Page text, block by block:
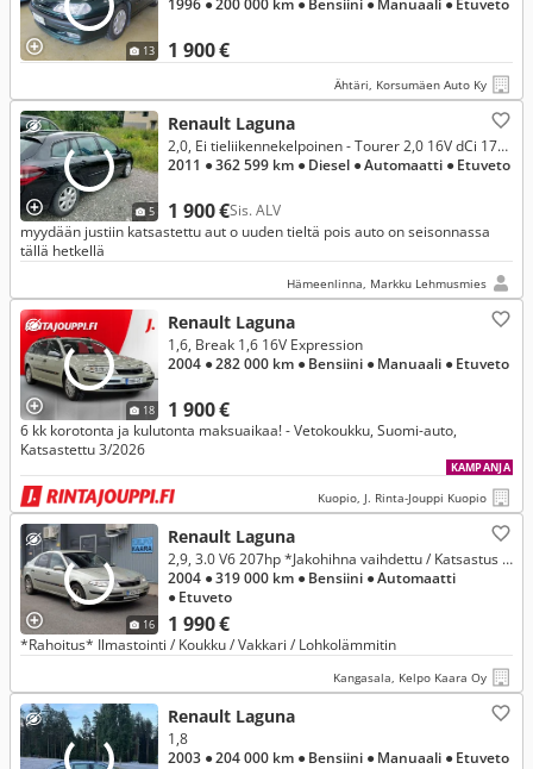
13 1 900 €
1996 ● 200 000 km ● Bensiini ● Manuaali ● Etuveto
Ähtäri, Korsumäen Auto Ky
5
Renault Laguna
1 900 €Sis. ALV
2,0, Ei tieliikennekelpoinen - Tourer 2,0 16V dCi 175hv 6AT Dynamique Business
2011 ● 362 599 km ● Diesel ● Automaatti ● Etuveto
myydään justiin katsastettu aut o uuden tieltä pois auto on seisonnassa
tällä hetkellä
Hämeenlinna, Markku Lehmusmies
18
Renault Laguna
1 900 €
1,6, Break 1,6 16V Expression
2004 ● 282 000 km ● Bensiini ● Manuaali ● Etuveto
6 kk korotonta ja kulutonta maksuaikaa! - Vetokoukku, Suomi-auto,
Katsastettu 3/2026
KAMPANJA
Kuopio, J. Rinta-Jouppi Kuopio
16
Renault Laguna
1 990 €
2,9, 3.0 V6 207hp *Jakohihna vaihdettu / Katsastus 3/2027*
2004 ● 319 000 km ● Bensiini ● Automaatti
● Etuveto
*Rahoitus* Ilmastointi / Koukku / Vakkari / Lohkolämmitin
Kangasala, Kelpo Kaara Oy
Renault Laguna
1,8
2003 ● 204 000 km ● Bensiini ● Manuaali ● Etuveto